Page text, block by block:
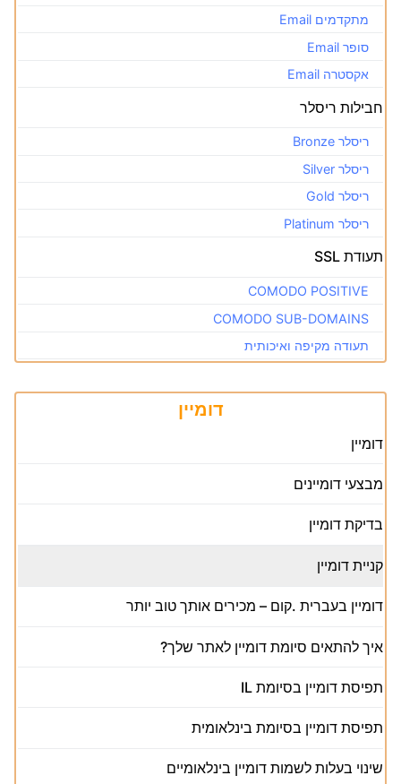
מתקדמים Email
סופר Email
אקסטרה Email
חבילות ריסלר
ריסלר Bronze
ריסלר Silver
ריסלר Gold
ריסלר Platinum
תעודת SSL
COMODO POSITIVE
COMODO SUB-DOMAINS
תעודה מקיפה ואיכותית
דומיין
דומיין
מבצעי דומיינים
בדיקת דומיין
קניית דומיין
דומיין בעברית .קום – מכירים אותך טוב יותר
איך להתאים סיומת דומיין לאתר שלך?
תפיסת דומיין בסיומת IL
תפיסת דומיין בסיומת בינלאומית
שינוי בעלות לשמות דומיין בינלאומיים